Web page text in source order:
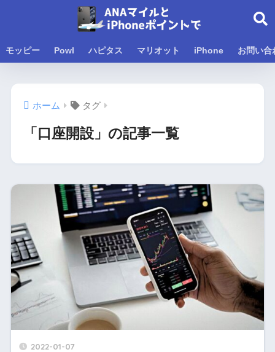
モッピー Powl ハピタス マリオット iPhone お問い合
ホーム タグ
「口座開設」の記事一覧
2022-01-07